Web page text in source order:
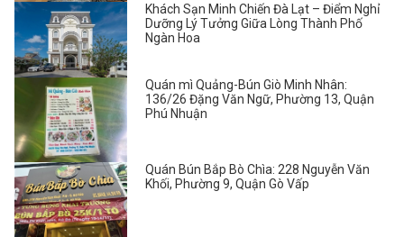
Khách Sạn Minh Chiến Đà Lạt – Điểm Nghỉ
Dưỡng Lý Tưởng Giữa Lòng Thành Phố
Ngàn Hoa
Quán mì Quảng-Bún Giò Minh Nhân:
136/26 Đặng Văn Ngữ, Phường 13, Quận
Phú Nhuận
Quán Bún Bắp Bò Chìa: 228 Nguyễn Văn
Khối, Phường 9, Quận Gò Vấp